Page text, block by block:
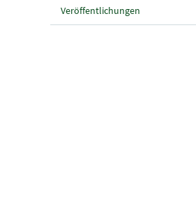
Veröffentlichungen